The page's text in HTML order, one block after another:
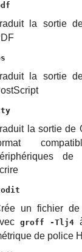
la sortie
la sortie
la sortie de
un fichier
groff -Tlj4
de police